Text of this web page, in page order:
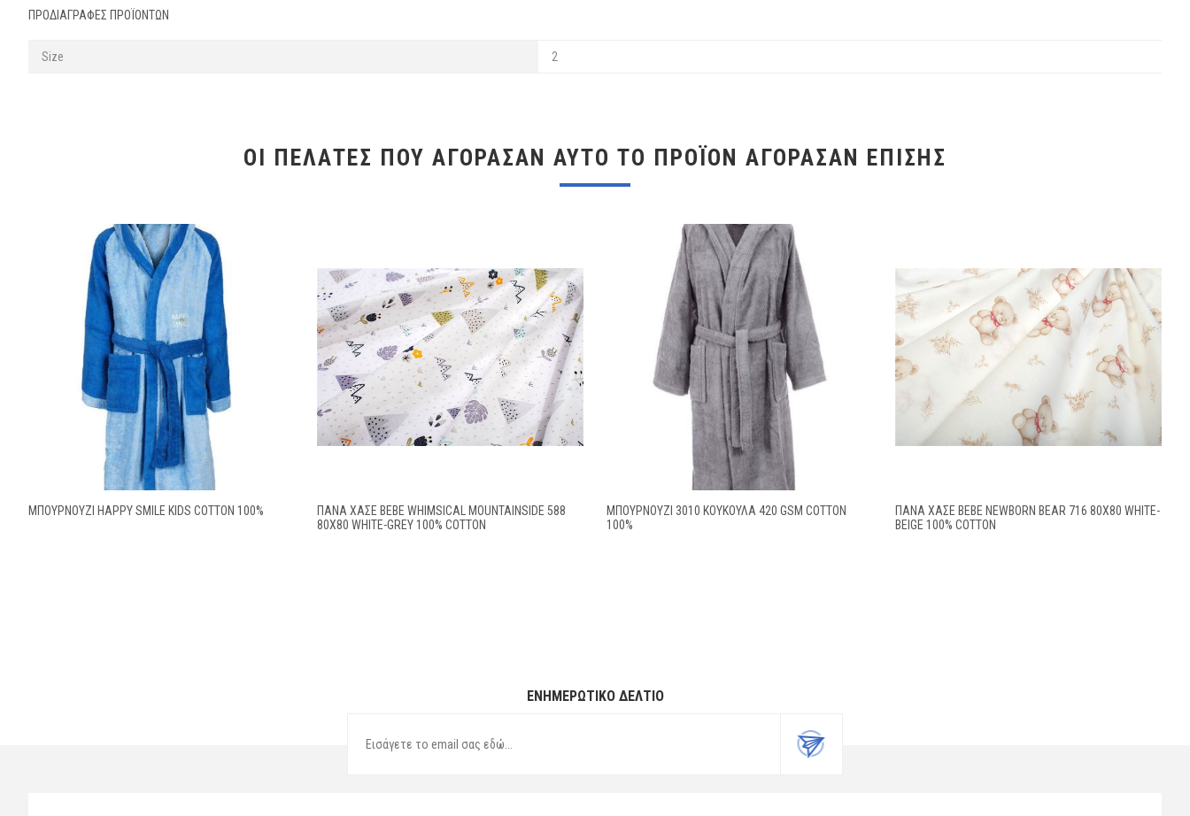
ΠΡΟΔΙΑΓΡΑΦΈΣ ΠΡΟΪΌΝΤΩΝ
Size 2
ΟΙ ΠΕΛΆΤΕΣ ΠΟΥ ΑΓΌΡΑΣΑΝ ΑΥΤΌ ΤΟ ΠΡΟΪΌΝ ΑΓΌΡΑΣΑΝ ΕΠΊΣΗΣ
ΜΠΟΥΡΝΟΥΖΙ HAPPY SMILE KIDS COTTON 100%
ΠΆΝΑ ΧΑΣΈ BEBE WHIMSICAL MOUNTAINSIDE 588
80X80 WHITE-GREY 100% COTTON
ΜΠΟΥΡΝΟΥΖΙ 3010 ΚΟΥΚΟΥΛΑ 420 GSM COTTON
100%
ΠΆΝΑ ΧΑΣΈ BEBE NEWBORN BEAR 716 80X80 WHITE-
BEIGE 100% COTTON
ΕΝΗΜΕΡΩΤΙΚΌ ΔΕΛΤΊΟ